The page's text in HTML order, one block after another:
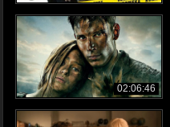
02:06:46